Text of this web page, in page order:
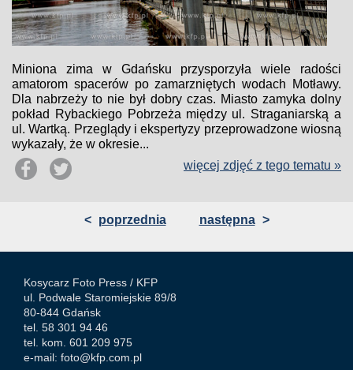
Miniona zima w Gdańsku przysporzyła wiele radości
amatorom spacerów po zamarzniętych wodach Motławy.
Dla nabrzeży to nie był dobry czas. Miasto zamyka dolny
pokład Rybackiego Pobrzeża między ul. Straganiarską a
ul. Wartką. Przeglądy i ekspertyzy przeprowadzone wiosną
wykazały, że w okresie...
więcej zdjęć z tego tematu »
< poprzednia następna >
Kosycarz Foto Press / KFP
ul. Podwale Staromiejskie 89/8
80-844 Gdańsk
tel. 58 301 94 46
tel. kom. 601 209 975
e-mail: foto@kfp.com.pl